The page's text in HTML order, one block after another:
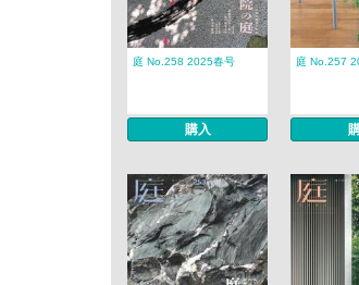
庭 No.258 2025春号
購入
庭 No.257